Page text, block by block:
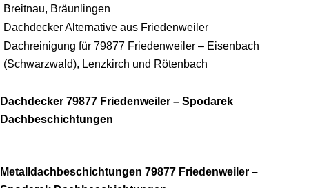
Breitnau, Bräunlingen
Dachdecker Alternative aus Friedenweiler
Dachreinigung für 79877 Friedenweiler – Eisenbach
(Schwarzwald), Lenzkirch und Rötenbach
Dachdecker 79877 Friedenweiler – Spodarek
Dachbeschichtungen
Metalldachbeschichtungen 79877 Friedenweiler –